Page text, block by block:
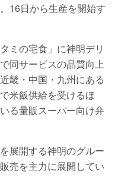
16日から生産を開始す
ミの宅食」に神明デリ
同サービスの品質向上
畿・中国・九州にある
米飯供給を受けるほ
る量販スーパー向け弁
展開する神明のグルー
売を主力に展開してい